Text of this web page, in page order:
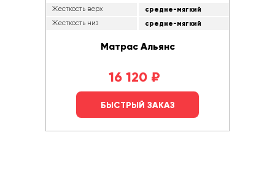
Жесткость верх средне-мягкий
Жесткость низ средне-мягкий
Матрас Альянс
16 120 ₽
БЫСТРЫЙ ЗАКАЗ